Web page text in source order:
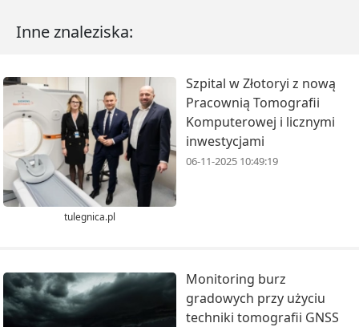
Inne znaleziska:
tulegnica.pl
Szpital w Złotoryi z nową
Pracownią Tomografii
Komputerowej i licznymi
inwestycjami
06-11-2025 10:49:19
Monitoring burz
gradowych przy użyciu
techniki tomografii GNSS